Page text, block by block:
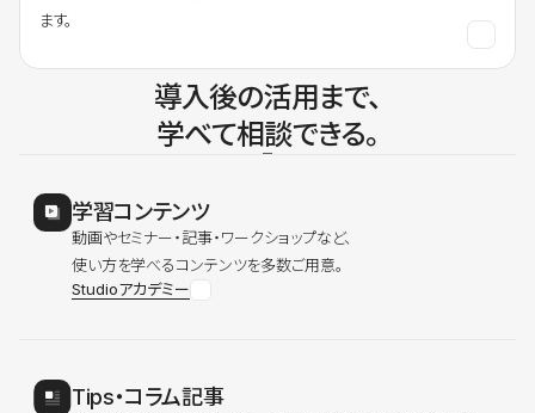
ます。
導入後の活用まで、
学べて相談できる。
学習コンテンツ
動画やセミナー・記事・ワークショップなど、
使い方を学べるコンテンツを多数ご用意。
Studioアカデミー
Tips・コラム記事